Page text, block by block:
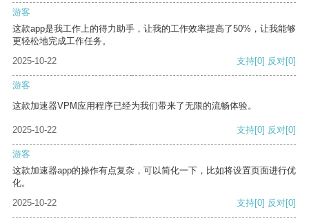
游客
这款app是我工作上的得力助手，让我的工作效率提高了50%，让我能够
更轻松地完成工作任务。
2025-10-22
支持[0] 反对[0]
游客
这款加速器VPM应用程序已经为我们带来了无限的流畅体验。
2025-10-22 支持[0] 反对[0]
游客
这款加速器app的操作有点复杂，可以简化一下，比如将设置页面进行优
化。
2025-10-22
支持[0] 反对[0]